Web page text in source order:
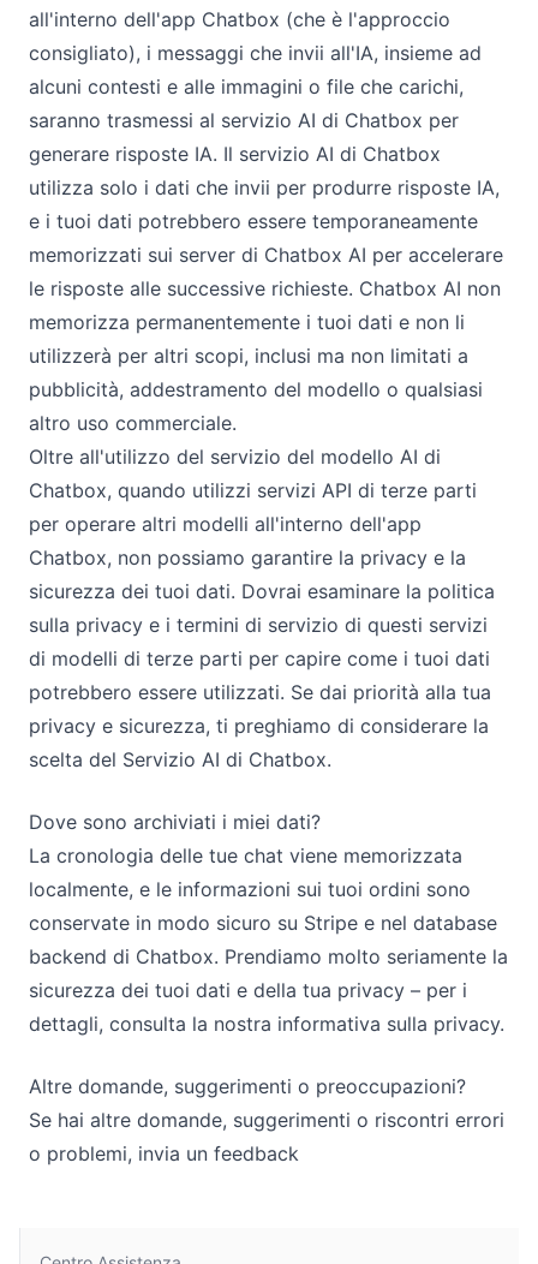
all'interno dell'app Chatbox (che è l'approccio
consigliato), i messaggi che invii all'IA, insieme ad
alcuni contesti e alle immagini o file che carichi,
saranno trasmessi al servizio AI di Chatbox per
generare risposte IA. Il servizio AI di Chatbox
utilizza solo i dati che invii per produrre risposte IA,
e i tuoi dati potrebbero essere temporaneamente
memorizzati sui server di Chatbox AI per accelerare
le risposte alle successive richieste. Chatbox AI non
memorizza permanentemente i tuoi dati e non li
utilizzerà per altri scopi, inclusi ma non limitati a
pubblicità, addestramento del modello o qualsiasi
altro uso commerciale.
Oltre all'utilizzo del servizio del modello AI di
Chatbox, quando utilizzi servizi API di terze parti
per operare altri modelli all'interno dell'app
Chatbox, non possiamo garantire la privacy e la
sicurezza dei tuoi dati. Dovrai esaminare la politica
sulla privacy e i termini di servizio di questi servizi
di modelli di terze parti per capire come i tuoi dati
potrebbero essere utilizzati. Se dai priorità alla tua
privacy e sicurezza, ti preghiamo di considerare la
scelta del Servizio AI di Chatbox.
Dove sono archiviati i miei dati?
La cronologia delle tue chat viene memorizzata
localmente, e le informazioni sui tuoi ordini sono
conservate in modo sicuro su Stripe e nel database
backend di Chatbox. Prendiamo molto seriamente la
sicurezza dei tuoi dati e della tua privacy – per i
dettagli, consulta la nostra informativa sulla privacy.
Altre domande, suggerimenti o preoccupazioni?
Se hai altre domande, suggerimenti o riscontri errori
o problemi, invia un feedback